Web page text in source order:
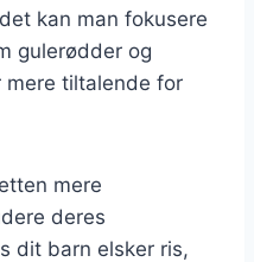
kan man fokusere
gulerødder og
mere tiltalende for
mere
deres
dit barn elsker ris,